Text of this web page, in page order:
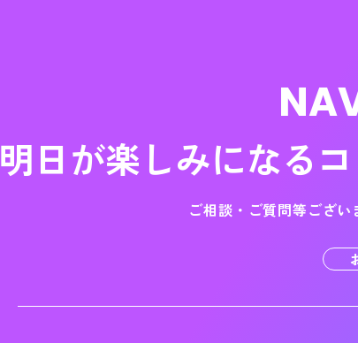
〒101-0022 東京都千代田区神田練塀町
明日が楽しみになる
ご相談・ご質問等ござい